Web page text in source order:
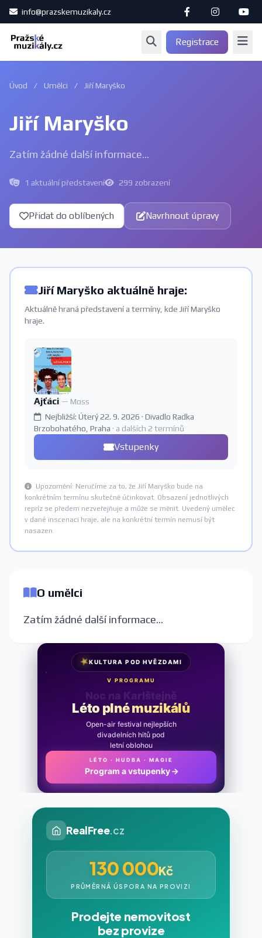
info@prazskemuzikaly.cz
Registrace
Úvod / Umělci / Jiří Maryško
Jiří Maryško
Zatím žádné další informace...
1 aktuální představení 299 zobrazení
Přidat do oblíbených Navrhnout úpravy
Jiří Maryško aktuálně hraje:
Aktuálně hraná představení a termíny, kde Jiří Maryško
hraje.
Ajťáci — Moss
Nejbližší: Úterý 22. 9. 2026 · Divadlo Radka
Brzobohatého, Praha · a dalších 2 termínů
Vstupenky
Upozornění: Neručíme za to, že Jiří Maryško bude na
konkrétním termínu skutečně účinkovat. Obsazení jednotlivých
repríz se předem nezveřejňuje a může se měnit. Uvedený umělec
v dané inscenaci hraje, ale na konkrétní termín nemusí být
nasazen.
O umělci
Zatím žádné další informace...
★KULTURA POD HVĚZDAMI
V PROGRAMU
Noc na Karlštejně
Léto plné muzikálů
Open-air festival nejlepších
divadelních hitů pod
letní oblohou
LÉTO · HUDBA · MAGIE
Program a vstupenky →
RealFree.cz
130 000Kč
PRŮMĚRNÁ ÚSPORA NA PROVIZI
Prodejte nemovitost
bez provize